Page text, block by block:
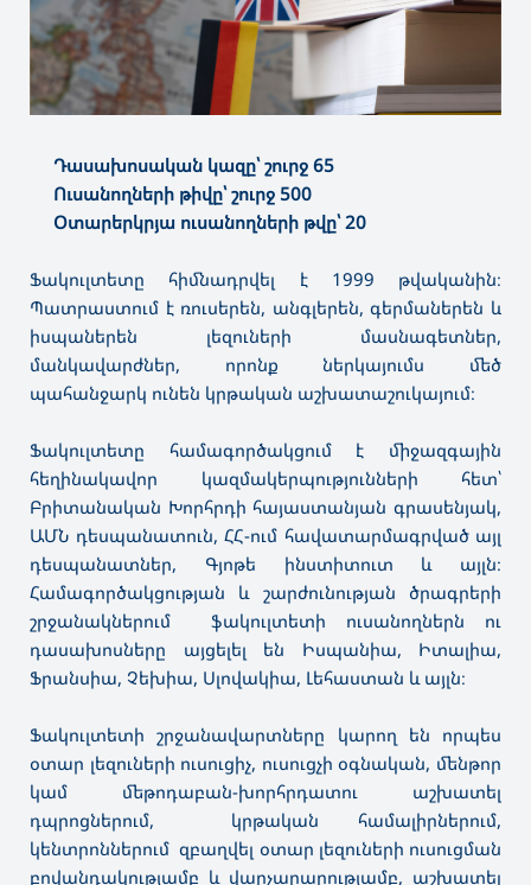
Դասախոսական կազը՝ շուրջ 65
Ուսանողների թիվը՝ շուրջ 500
Օտարերկրյա ուսանողների թվը՝ 20
Ֆակուլտետը հիմնադրվել է 1999 թվականին։
Պատրաստում է ռուսերեն, անգլերեն, գերմաներեն և
իսպաներեն լեզուների մասնագետներ,
մանկավարժներ, որոնք ներկայումս մեծ
պահանջարկ ունեն կրթական աշխատաշուկայում։
Ֆակուլտետը համագործակցում է միջազգային
հեղինակավոր կազմակերպությունների հետ՝
Բրիտանական Խորհրդի հայաստանյան գրասենյակ,
ԱՄՆ դեսպանատուն, ՀՀ-ում հավատարմագրված այլ
դեսպանատներ, Գյոթե ինստիտուտ և այլն։
Համագործակցության և շարժունության ծրագրերի
շրջանակներում ֆակուլտետի ուսանողներն ու
դասախոսները այցելել են Իսպանիա, Իտալիա,
Ֆրանսիա, Չեխիա, Սլովակիա, Լեհաստան և այլն։
Ֆակուլտետի շրջանավարտները կարող են որպես
օտար լեզուների ուսուցիչ, ուսուցչի օգնական, մենթոր
կամ մեթոդաբան-խորհրդատու աշխատել
դպրոցներում, կրթական համալիրներում,
կենտրոններում զբաղվել օտար լեզուների ուսուցման
բովանդակությամբ և վարչարարությամբ, աշխատել